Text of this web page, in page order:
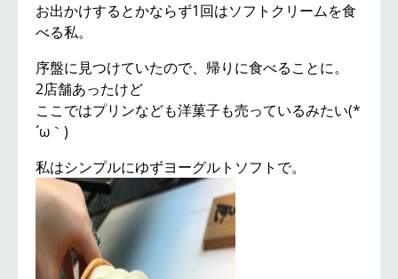
お出かけするとかならず1回はソフトクリームを食
べる私。
序盤に見つけていたので、帰りに食べることに。
2店舗あったけど
ここではプリンなども洋菓子も売っているみたい(*
´ω｀)
私はシンプルにゆずヨーグルトソフトで。